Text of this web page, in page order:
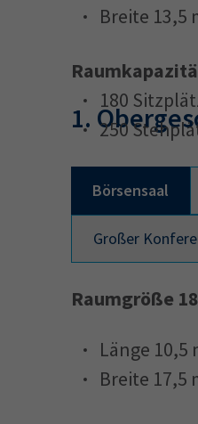
Breite 13,5
180
250
1.
Börsensaal
Großer
Raumgröße
Länge 10,5
Breite 17,5